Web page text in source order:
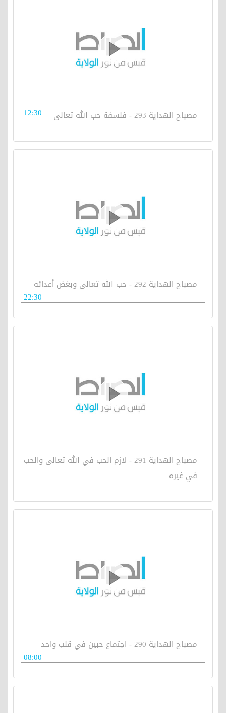
مصباح الهداية 293 - فلسفة حب الله تعالى 12:30
مصباح الهداية 292 - حب الله تعالى وبغض أعدائه
22:30
مصباح الهداية 291 - لازم الحب في الله تعالى والحب
في غيره
مصباح الهداية 290 - اجتماع حبين في قلب واحد
08:00